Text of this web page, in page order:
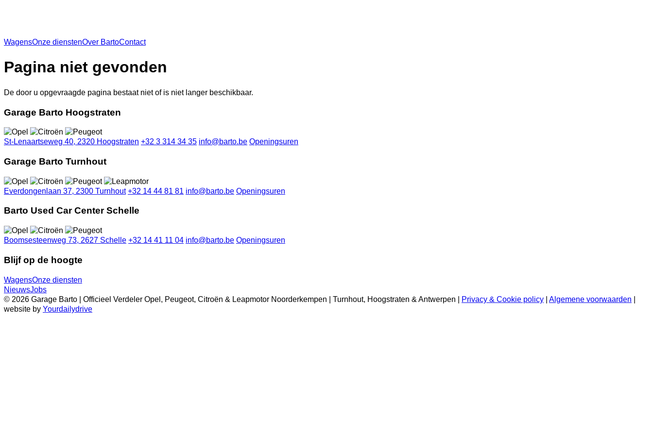
WagensOnze dienstenOver BartoContact
Pagina niet gevonden
De door u opgevraagde pagina bestaat niet of is niet langer beschikbaar.
Garage Barto Hoogstraten
St-Lenaartseweg 40, 2320 Hoogstraten +32 3 314 34 35 info@barto.be Openingsuren
Garage Barto Turnhout
Everdongenlaan 37, 2300 Turnhout +32 14 44 81 81 info@barto.be Openingsuren
Barto Used Car Center Schelle
Boomsesteenweg 73, 2627 Schelle +32 14 41 11 04 info@barto.be Openingsuren
Blijf op de hoogte
WagensOnze diensten
NieuwsJobs
© 2026 Garage Barto | Officieel Verdeler Opel, Peugeot, Citroën & Leapmotor Noorderkempen | Turnhout, Hoogstraten & Antwerpen |
Privacy & Cookie policy Algemene voorwaarden
website by Yourdailydrive